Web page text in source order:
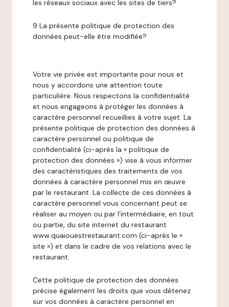
les réseaux sociaux avec les sites de tiers?
9 La présente politique de protection des
données peut-elle être modifiée?
Votre vie privée est importante pour nous et
nous y accordons une attention toute
particulière. Nous respectons la confidentialité
et nous engageons à protéger les données à
caractère personnel recueillies à votre sujet. La
présente politique de protection des données à
caractère personnel ou politique de
confidentialité (ci-après la « politique de
protection des données ») vise à vous informer
des caractéristiques des traitements de vos
données à caractère personnel mis en œuvre
par le restaurant. La collecte de ces données à
caractère personnel vous concernant peut se
réaliser au moyen ou par l’intermédiaire, en tout
ou partie, du site internet du restaurant
www.quaiouestrestaurant.com (ci-après le «
site ») et dans le cadre de vos relations avec le
restaurant.
Cette politique de protection des données
précise également les droits que vous détenez
sur vos données à caractère personnel en